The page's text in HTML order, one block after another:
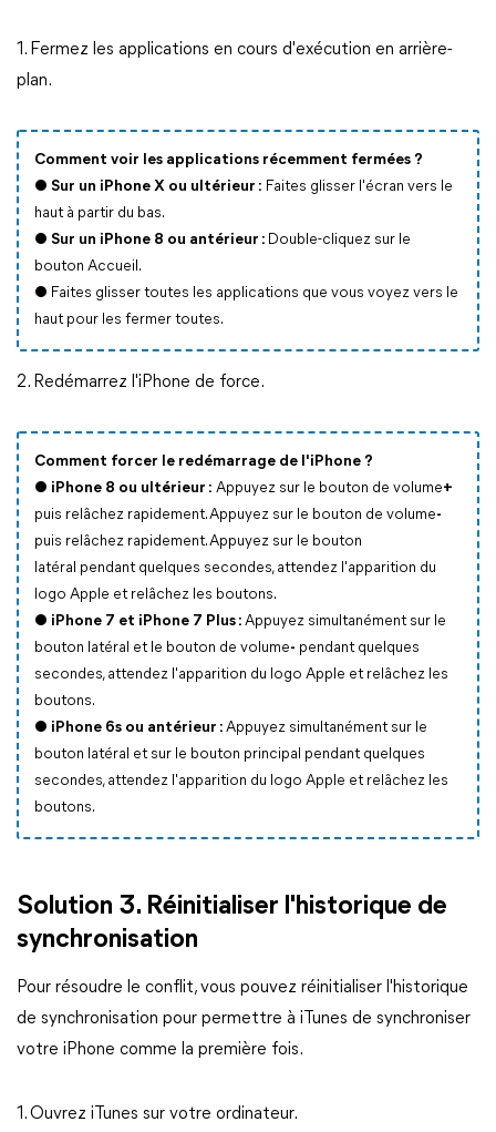
1. Fermez les applications en cours d'exécution en arrière-
plan.
Comment voir les applications récemment fermées ?
● Sur un iPhone X ou ultérieur : Faites glisser l'écran vers le
haut à partir du bas.
● Sur un iPhone 8 ou antérieur : Double-cliquez sur le
bouton Accueil.
● Faites glisser toutes les applications que vous voyez vers le
haut pour les fermer toutes.
2. Redémarrez l'iPhone de force.
Comment forcer le redémarrage de l'iPhone ?
● iPhone 8 ou ultérieur : Appuyez sur le bouton de volume+
puis relâchez rapidement. Appuyez sur le bouton de volume-
puis relâchez rapidement. Appuyez sur le bouton
latéral pendant quelques secondes, attendez l'apparition du
logo Apple et relâchez les boutons.
● iPhone 7 et iPhone 7 Plus : Appuyez simultanément sur le
bouton latéral et le bouton de volume- pendant quelques
secondes, attendez l'apparition du logo Apple et relâchez les
boutons.
● iPhone 6s ou antérieur : Appuyez simultanément sur le
bouton latéral et sur le bouton principal pendant quelques
secondes, attendez l'apparition du logo Apple et relâchez les
boutons.
Solution 3. Réinitialiser l'historique de
synchronisation
Pour résoudre le conflit, vous pouvez réinitialiser l'historique
de synchronisation pour permettre à iTunes de synchroniser
votre iPhone comme la première fois.
1. Ouvrez iTunes sur votre ordinateur.